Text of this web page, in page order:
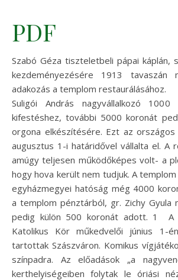
PDF
Szabó Géza tiszteletbeli pápai káplán, szászvári plébános
kezdeményezésére 1913 tavaszán
adakozás a templom restaurálásához.
Suligói András nagyvállalkozó
kifestéshez, további 5000 koronát
orgona elkészítésére. Ezt az
augusztus 1-i határidővel vállalta el. A
amúgy teljesen működőképes volt- a
hogy hova került nem tudjuk. A
egyházmegyei hatóság még 4000
a templom pénztárból, gr. Zichy Gyula
pedig külön 500 koronát adott. 1 A
Katolikus Kör műkedvelői június 1-
tartottak Szászváron. Komikus
színpadra. Az előadások „a
kerthelyiségeiben folytak le óriási